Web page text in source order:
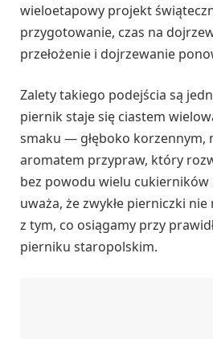
wieloetapowy projekt
przygotowanie, czas na
przełożenie i dojrzewanie
Zalety takiego podejścia są
piernik staje się ciastem
smaku — głęboko korzennym,
aromatem przypraw, który
bez powodu wielu cukierników
uważa, że zwykłe pierniczki
z tym, co osiągamy przy
pierniku staropolskim.